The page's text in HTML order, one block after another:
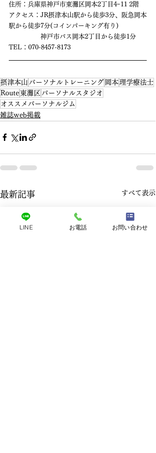
住所：兵庫県神戸市東灘区岡本2丁目4ｰ11 2階
アクセス：JR摂津本山駅から徒歩3分、阪急岡本
駅から徒歩7分(コインパーキング有り)
神戸市バス岡本2丁目から徒歩1分
TEL：070-8457-8173
摂津本山 パーソナルトレーニング 岡本理学療法士
Route 東灘区 パーソナルスタジオ
オススメパーソナルジム
雑誌web掲載
最新記事 すべて表示
LINE お電話 お問い合わせ